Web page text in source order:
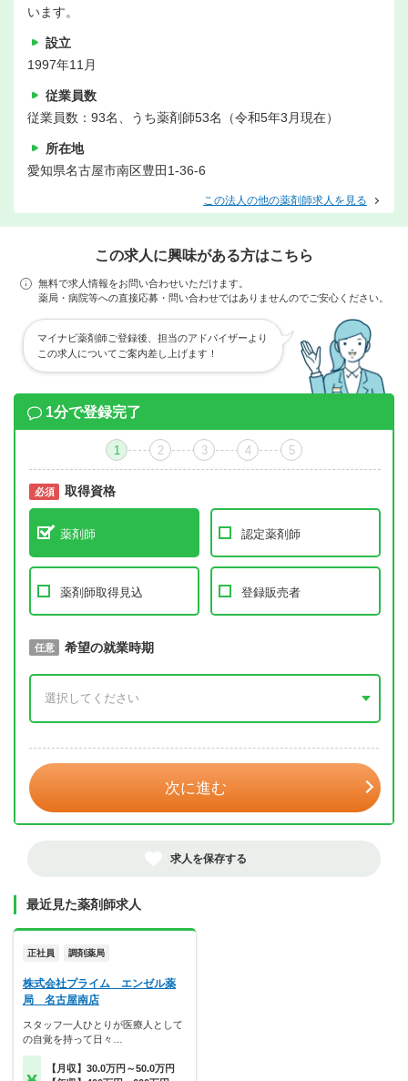
います。
設立
1997年11月
従業員数
従業員数：93名、うち薬剤師53名（令和5年3月現在）
所在地
愛知県名古屋市南区豊田1-36-6
この法人の他の薬剤師求人を見る
この求人に興味がある方はこちら
無料で求人情報をお問い合わせいただけます。
薬局・病院等への直接応募・問い合わせではありませんのでご安心ください。
マイナビ薬剤師ご登録後、担当のアドバイザーより
この求人についてご案内差し上げます！
1分で登録完了
1 2 3 4 5
必須 取得資格
薬剤師 認定薬剤師
薬剤師取得見込 登録販売者
必須 取得予定年
任意 希望の就業時期
次に進む
求人を保存する
最近見た薬剤師求人
正社員 調剤薬局
株式会社プライム エンゼル薬
局 名古屋南店
スタッフ一人ひとりが医療人として
の自覚を持って日々…
【月収】30.0万円～50.0万円